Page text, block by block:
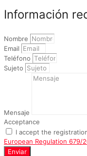
Información
Nombre
Email
Teléfono
Sujeto
Mensaje
Acceptance
I accept the
European Regulation 679/
Enviar